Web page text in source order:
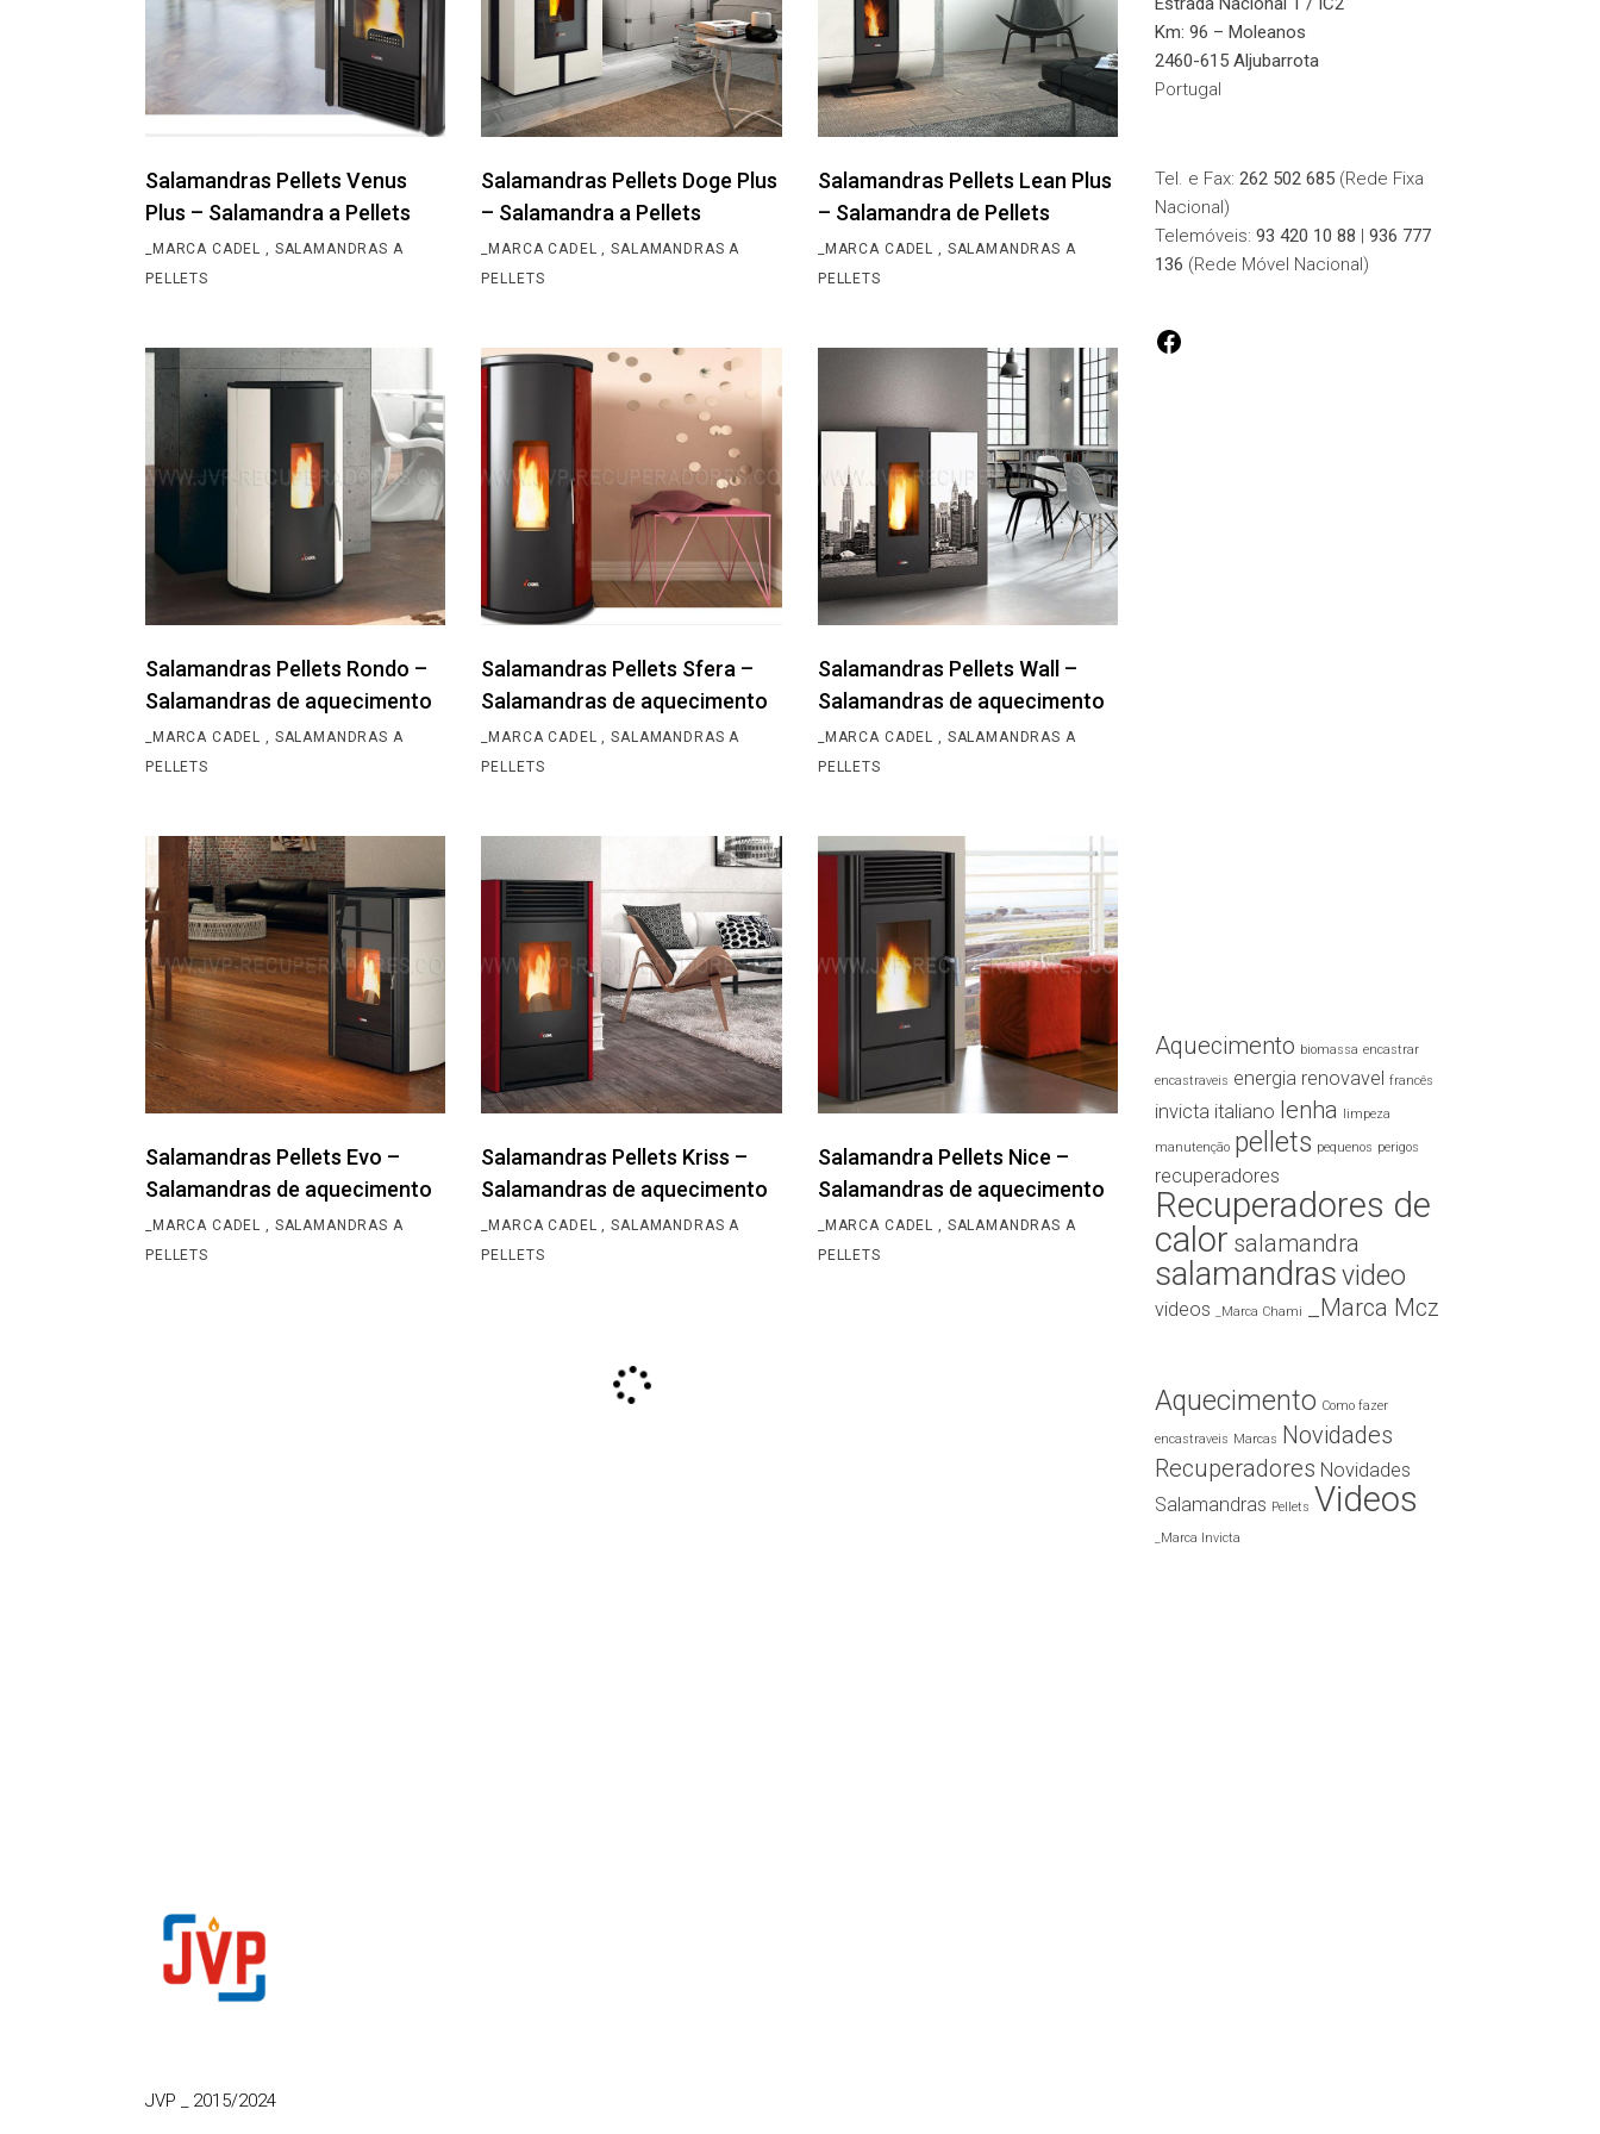
Salamandras Pellets Venus
Plus – Salamandra a Pellets
_MARCA CADEL
SALAMANDRAS A
PELLETS
Salamandras Pellets Doge Plus
– Salamandra a Pellets
_MARCA CADEL SALAMANDRAS A
PELLETS
Salamandras Pellets Lean Plus
– Salamandra de Pellets
_MARCA CADEL
SALAMANDRAS A
PELLETS
Salamandras Pellets Rondo –
Salamandras de aquecimento
_MARCA CADEL
SALAMANDRAS A
PELLETS
Salamandras Pellets Sfera –
Salamandras de aquecimento
_MARCA CADEL SALAMANDRAS A
PELLETS
Salamandras Pellets Wall –
Salamandras de aquecimento
_MARCA CADEL
SALAMANDRAS A
PELLETS
Salamandras Pellets Evo –
Salamandras de aquecimento
_MARCA CADEL
SALAMANDRAS A
PELLETS
Salamandras Pellets Kriss –
Salamandras de aquecimento
_MARCA CADEL SALAMANDRAS A
PELLETS
Salamandra Pellets Nice –
Salamandras de aquecimento
_MARCA CADEL
SALAMANDRAS A
PELLETS
Km: 96 – Moleanos
2460-615 Aljubarrota
Portugal
Tel. e Fax: 262 502 685(Rede Fixa
Nacional)
Telemóveis: 93 420 10 88 | 936 777
136 (Rede Móvel Nacional)
Aquecimento biomassa encastrar
encastraveis energia renovavel francês
invicta italiano lenha limpeza
manutenção pellets pequenos perigos
recuperadores
Recuperadores de
calor salamandra
salamandrasvideo
videos _Marca Chami _Marca Mcz
Aquecimento Como fazer
encastraveis Marcas Novidades
Recuperadores Novidades
Salamandras Pellets Videos
_Marca Invicta
JVP 2015/2024